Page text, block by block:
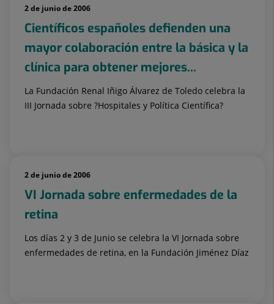
2 de junio de 2006
Científicos españoles defienden una
mayor colaboración entre la básica y la
clínica para obtener mejores...
La Fundación Renal Iñigo Álvarez de Toledo celebra la
III Jornada sobre ?Hospitales y Política Científica?
2 de junio de 2006
VI Jornada sobre enfermedades de la
retina
Los días 2 y 3 de Junio se celebra la VI Jornada sobre
enfermedades de retina, en la Fundación Jiménez Díaz